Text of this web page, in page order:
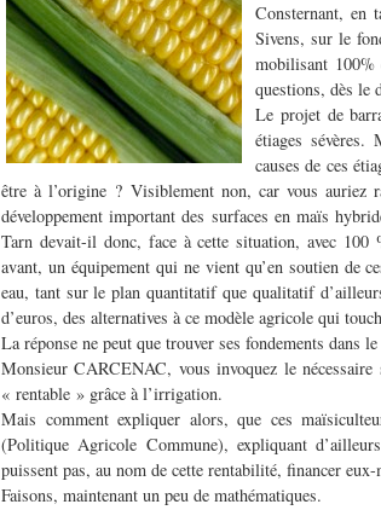
Consternant, en
Sivens, sur le
mobilisant 100%
questions, dès le
Le projet de
étiages
causes de ces
être à l’origine ? Visiblement non, car vous auriez
développement important des surfaces en maïs
Tarn devait-il donc, face à cette situation, avec 100
avant, un équipement qui ne vient qu’en soutien de
eau, tant sur le plan quantitatif que qualitatif
d’euros, des alternatives à ce modèle agricole qui
La réponse ne peut que trouver ses fondements dans
Monsieur CARCENAC, vous invoquez le
« rentable » grâce à l’irrigation.
Mais comment expliquer alors, que ces
(Politique Agricole Commune), expliquant
puissent pas, au nom de cette rentabilité, financer
Faisons, maintenant un peu de mathématiques.